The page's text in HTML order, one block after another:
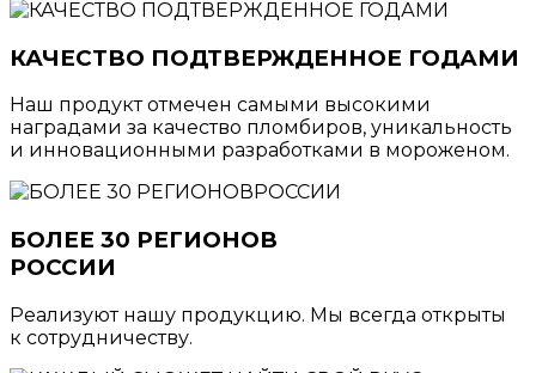
КАЧЕСТВО ПОДТВЕРЖДЕННОЕ ГОДАМИ
Наш продукт отмечен самыми высокими
наградами за качество пломбиров, уникальность
и инновационными разработками в мороженом.
БОЛЕЕ 30 РЕГИОНОВ
РОССИИ
Реализуют нашу продукцию. Мы всегда открыты
к сотрудничеству.